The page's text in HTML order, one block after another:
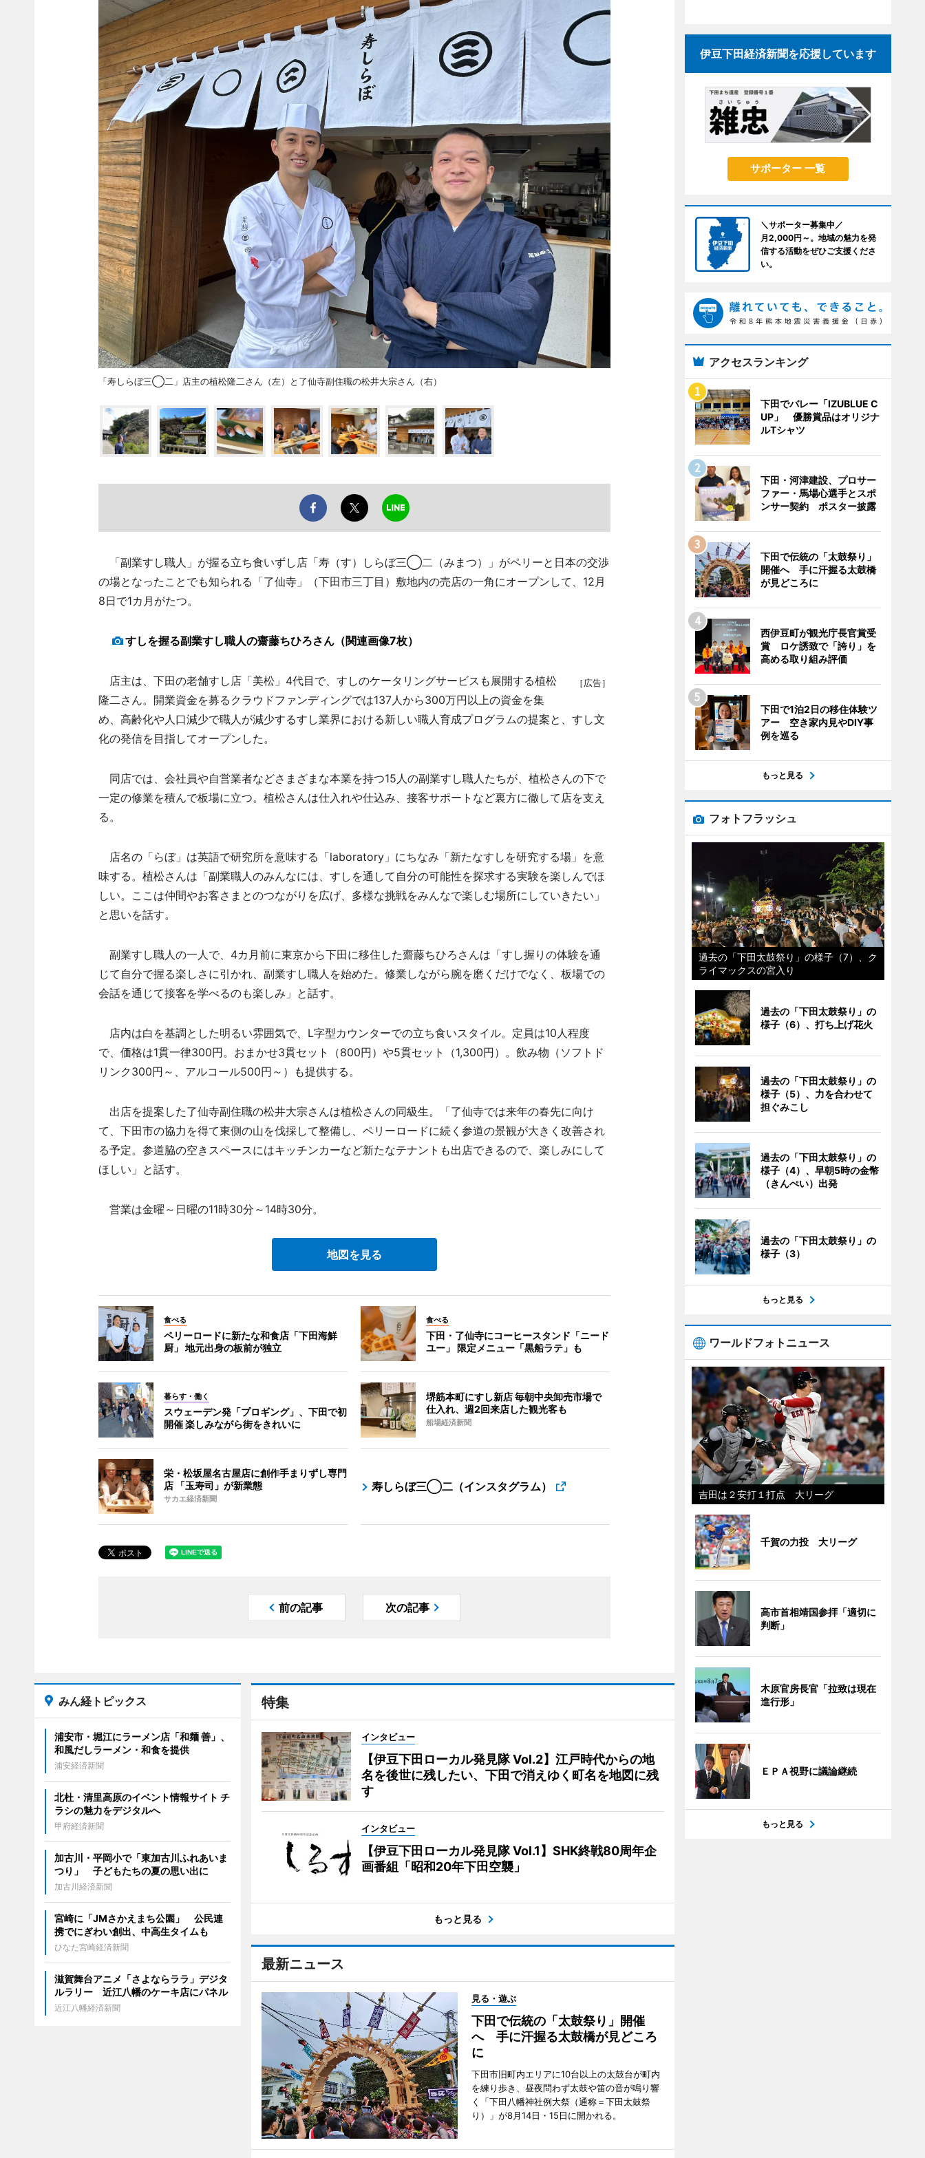
「寿しらぼ三◯二」店主の植松隆二さん（左）と了仙寺副住職の松井大宗さん（右）
「副業すし職人」が握る立ち食いずし店「寿（す）しらぼ三◯二（みまつ）」がペリーと日本の交渉
の場となったことでも知られる「了仙寺」（下田市三丁目）敷地内の売店の一角にオープンして、12月
8日で1カ月がたつ。
すしを握る副業すし職人の齋藤ちひろさん（関連画像7枚）
［広告］
店主は、下田の老舗すし店「美松」4代目で、すしのケータリングサービスも展開する植松
隆二さん。開業資金を募るクラウドファンディングでは137人から300万円以上の資金を集
め、高齢化や人口減少で職人が減少するすし業界における新しい職人育成プログラムの提案と、すし文
化の発信を目指してオープンした。
同店では、会社員や自営業者などさまざまな本業を持つ15人の副業すし職人たちが、植松さんの下で
一定の修業を積んで板場に立つ。植松さんは仕入れや仕込み、接客サポートなど裏方に徹して店を支え
る。
店名の「らぼ」は英語で研究所を意味する「laboratory」にちなみ「新たなすしを研究する場」を意
味する。植松さんは「副業職人のみんなには、すしを通して自分の可能性を探求する実験を楽しんでほ
しい。ここは仲間やお客さまとのつながりを広げ、多様な挑戦をみんなで楽しむ場所にしていきたい」
と思いを話す。
副業すし職人の一人で、4カ月前に東京から下田に移住した齋藤ちひろさんは「すし握りの体験を通
じて自分で握る楽しさに引かれ、副業すし職人を始めた。修業しながら腕を磨くだけでなく、板場での
会話を通じて接客を学べるのも楽しみ」と話す。
店内は白を基調とした明るい雰囲気で、L字型カウンターでの立ち食いスタイル。定員は10人程度
で、価格は1貫一律300円。おまかせ3貫セット（800円）や5貫セット（1,300円）。飲み物（ソフトド
リンク300円～、アルコール500円～）も提供する。
出店を提案した了仙寺副住職の松井大宗さんは植松さんの同級生。「了仙寺では来年の春先に向け
て、下田市の協力を得て東側の山を伐採して整備し、ペリーロードに続く参道の景観が大きく改善され
る予定。参道脇の空きスペースにはキッチンカーなど新たなテナントも出店できるので、楽しみにして
ほしい」と話す。
営業は金曜～日曜の11時30分～14時30分。
地図を見る
食べる
ペリーロードに新たな和食店「下田海鮮
厨」 地元出身の板前が独立
食べる
下田・了仙寺にコーヒースタンド「ニード
ユー」 限定メニュー「黒船ラテ」も
暮らす・働く
スウェーデン発「プロギング」、下田で初
開催 楽しみながら街をきれいに
堺筋本町にすし新店 毎朝中央卸売市場で
仕入れ、週2回来店した観光客も
船場経済新聞
栄・松坂屋名古屋店に創作手まりずし専門
店 「玉寿司」が新業態
サカエ経済新聞
寿しらぼ三◯二（インスタグラム）
前の記事 次の記事
特集
インタビュー
【伊豆下田ローカル発見隊 Vol.2】江戸時代からの地
名を後世に残したい、下田で消えゆく町名を地図に残
す
インタビュー
【伊豆下田ローカル発見隊 Vol.1】SHK終戦80周年企
画番組「昭和20年下田空襲」
もっと見る
最新ニュース
見る・遊ぶ
下田で伝統の「太鼓祭り」開催
へ 手に汗握る太鼓橋が見どころ
に
下田市旧町内エリアに10台以上の太鼓台が町内
を練り歩き、昼夜問わず太鼓や笛の音が鳴り響
く「下田八幡神社例大祭（通称＝下田太鼓祭
り）」が8月14日・15日に開かれる。
みん経トピックス
浦安市・堀江にラーメン店「和麺 善」、
和風だしラーメン・和食を提供
浦安経済新聞
北杜・清里高原のイベント情報サイト チ
ラシの魅力をデジタルへ
甲府経済新聞
加古川・平岡小で「東加古川ふれあいま
つり」 子どもたちの夏の思い出に
加古川経済新聞
宮崎に「JMさかえまち公園」 公民連
携でにぎわい創出、中高生タイムも
ひなた宮崎経済新聞
滋賀舞台アニメ「さよならララ」デジタ
ルラリー 近江八幡のケーキ店にパネル
近江八幡経済新聞
伊豆下田経済新聞を応援しています
サポーター 一覧
＼サポーター募集中／
月2,000円～。地域の魅力を発
信する活動をぜひご支援くださ
い。
アクセスランキング
下田でバレー「IZUBLUE C
UP」 優勝賞品はオリジナ
ルTシャツ
下田・河津建設、プロサー
ファー・馬場心選手とスポ
ンサー契約 ポスター披露
下田で伝統の「太鼓祭り」
開催へ 手に汗握る太鼓橋
が見どころに
西伊豆町が観光庁長官賞受
賞 ロケ誘致で「誇り」を
高める取り組み評価
下田で1泊2日の移住体験ツ
アー 空き家内見やDIY事
例を巡る
もっと見る
フォトフラッシュ
過去の「下田太鼓祭り」の様子（7）、ク
ライマックスの宮入り
過去の「下田太鼓祭り」の
様子（6）、打ち上げ花火
過去の「下田太鼓祭り」の
様子（5）、力を合わせて
担ぐみこし
過去の「下田太鼓祭り」の
様子（4）、早朝5時の金幣
（きんぺい）出発
過去の「下田太鼓祭り」の
様子（3）
もっと見る
ワールドフォトニュース
吉田は２安打１打点 大リーグ
千賀の力投 大リーグ
高市首相靖国参拝「適切に
判断」
木原官房長官「拉致は現在
進行形」
ＥＰＡ視野に議論継続
もっと見る